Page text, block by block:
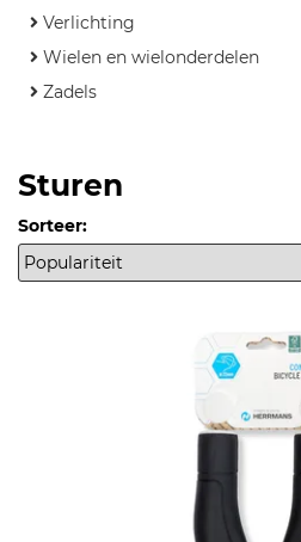
Verlichting
Wielen en wielonderdelen
Zadels
Sturen
Sorteer: